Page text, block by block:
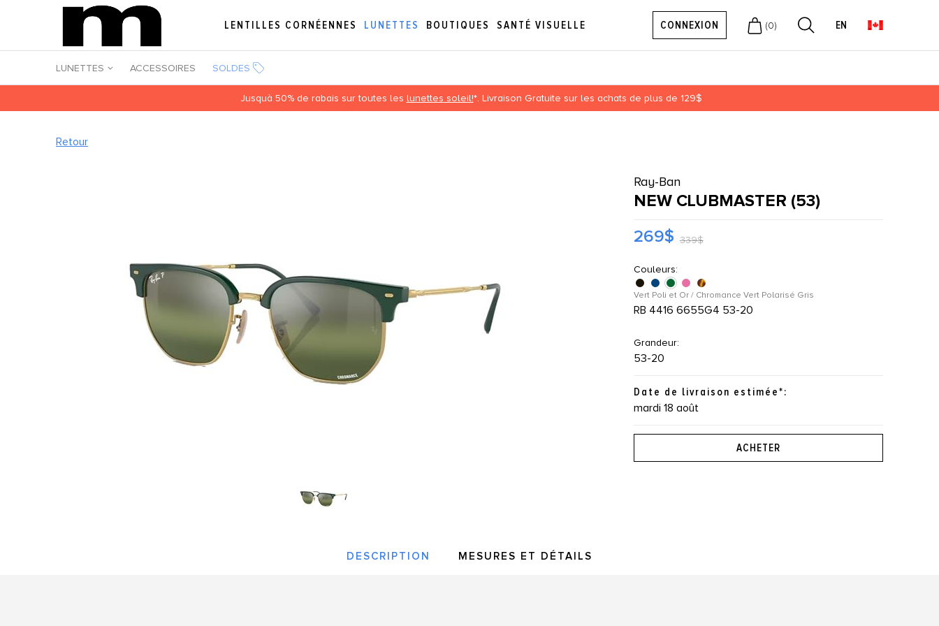
LENTILLES CORNÉENNES LUNETTES BOUTIQUES SANTÉ VISUELLE CONNEXION (0) EN
LUNETTES ACCESSOIRES SOLDES
Jusquà 50% de rabais sur toutes les lunettes soleil!*. Livraison Gratuite sur les achats de plus de 129$
Retour
Ray-Ban
NEW CLUBMASTER (53)
269$ 339$
Couleurs:
Vert Poli et Or / Chromance Vert Polarisé Gris
RB 4416 6655G4 53-20
Grandeur:
53-20
Date de livraison estimée*:
mardi 18 août
DESCRIPTION MESURES ET DÉTAILS